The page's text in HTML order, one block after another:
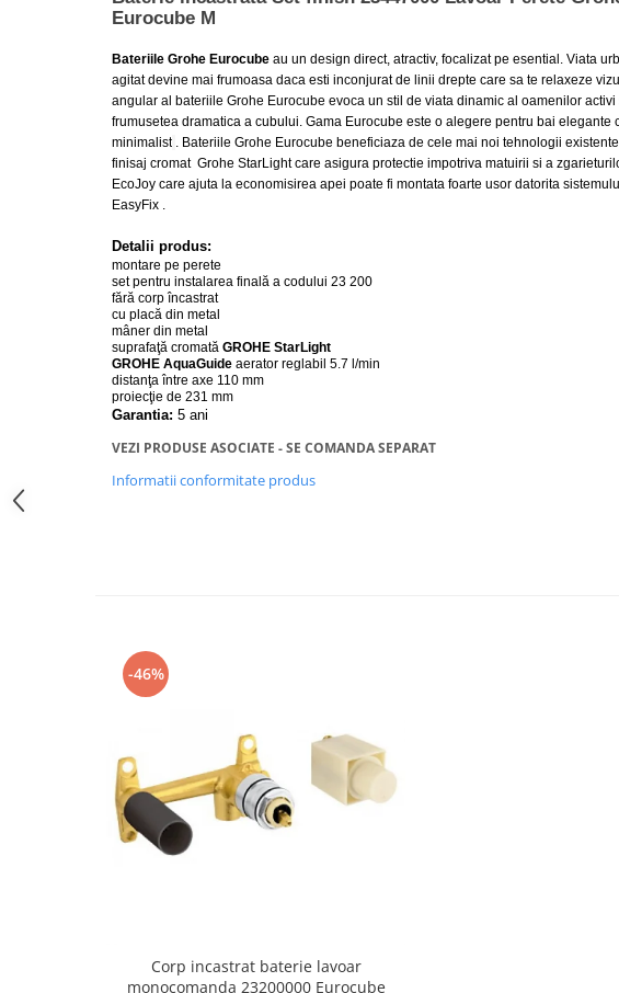
Lavoare freestanding
Lavoare pe blat
Lavoare sub blat
Lavoare pe mobilier
Lavoare incastrabile
Lavoare suspendate,semipiedestal
Bideuri stative
Bideuri suspendate
Vase WC stative
Vase WC suspendate
WC pentru persoane cu dizabilitati
Capace WC softclose
Capace WC clasice
Eurocube M
Bateriile Grohe Eurocube au un design direct, atractiv, focalizat pe esential. Viata
agitat devine mai frumoasa daca esti inconjurat de linii drepte care sa te relaxeze
angular al bateriile Grohe Eurocube evoca un stil de viata dinamic al oamenilor activi
frumusetea dramatica a cubului. Gama Eurocube este o alegere pentru bai elegante
minimalist
. Bateriile Grohe Eurocube beneficiaza de cele mai noi tehnologii
finisaj cromat Grohe StarLight care asigura protectie impotriva matuirii si a
EcoJoy care ajuta la economisirea apei poate fi montata foarte usor datorita
EasyFix .
Detalii produs:
montare pe perete
set pentru instalarea finală a codului 23 200
fără corp încastrat
cu placă din metal
mâner din metal
suprafaţă cromată GROHE StarLight
GROHE AquaGuide aerator reglabil 5.7 l/min
distanţa între axe 110 mm
proiecţie de 231 mm
Garantia: 5 ani
VEZI PRODUSE ASOCIATE - SE COMANDA SEPARAT
Informatii conformitate produs
-46%
Corp incastrat baterie lavoar
monocomanda 23200000 Eurocube